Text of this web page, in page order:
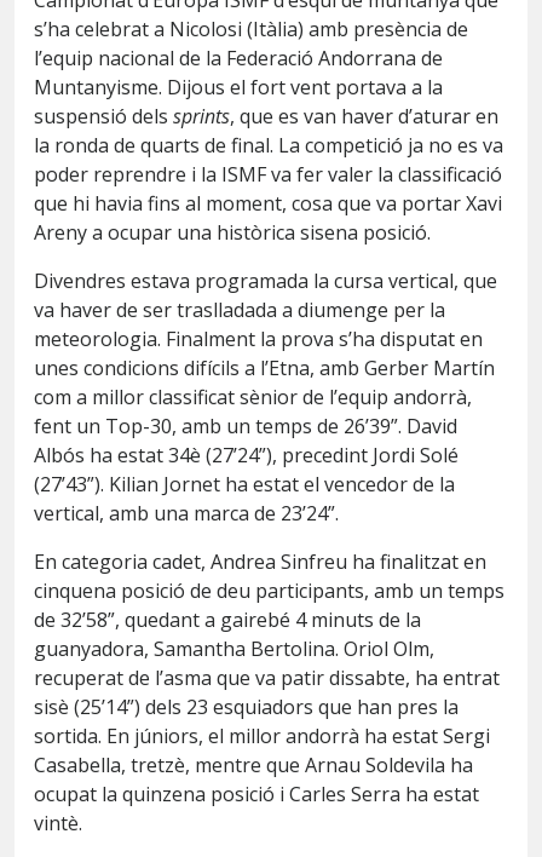
s’ha celebrat a Nicolosi (Itàlia) amb presència de
l’equip nacional de la Federació Andorrana de
Muntanyisme. Dijous el fort vent portava a la
suspensió dels sprints, que es van haver d’aturar en
la ronda de quarts de final. La competició ja no es va
poder reprendre i la ISMF va fer valer la classificació
que hi havia fins al moment, cosa que va portar Xavi
Areny a ocupar una històrica sisena posició.
Divendres estava programada la cursa vertical, que
va haver de ser traslladada a diumenge per la
meteorologia. Finalment la prova s’ha disputat en
unes condicions difícils a l’Etna, amb Gerber Martín
com a millor classificat sènior de l’equip andorrà,
fent un Top-30, amb un temps de 26’39”. David
Albós ha estat 34è (27’24”), precedint Jordi Solé
(27’43”). Kilian Jornet ha estat el vencedor de la
vertical, amb una marca de 23’24”.
En categoria cadet, Andrea Sinfreu ha finalitzat en
cinquena posició de deu participants, amb un temps
de 32’58”, quedant a gairebé 4 minuts de la
guanyadora, Samantha Bertolina. Oriol Olm,
recuperat de l’asma que va patir dissabte, ha entrat
sisè (25’14”) dels 23 esquiadors que han pres la
sortida. En júniors, el millor andorrà ha estat Sergi
Casabella, tretzè, mentre que Arnau Soldevila ha
ocupat la quinzena posició i Carles Serra ha estat
vintè.